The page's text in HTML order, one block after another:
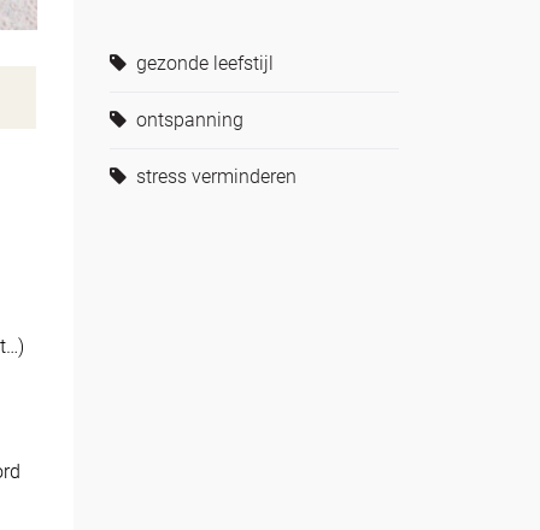
gezonde leefstijl
ontspanning
stress verminderen